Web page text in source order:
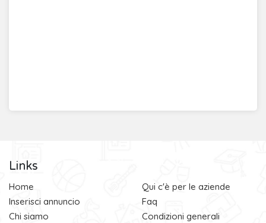
Links
Home
Inserisci annuncio
Chi siamo
Qui c'è per le aziende
Faq
Condizioni generali